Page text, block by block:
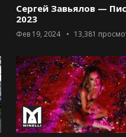
Сергей Завьялов —
2023
Фев 19, 2024 13,381